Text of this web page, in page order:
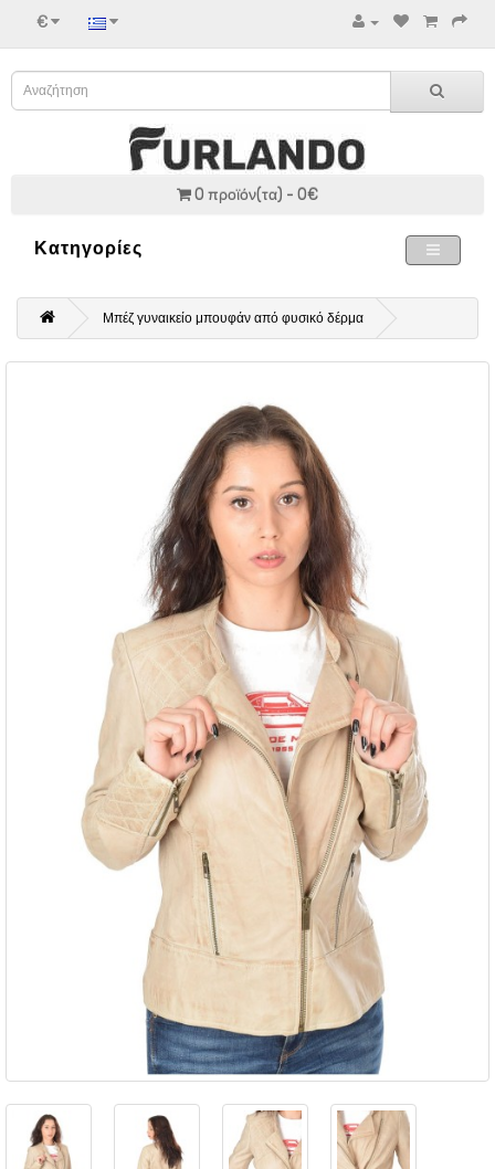
€
0 προϊόν(τα) - 0€
Κατηγορίες
Μπέζ γυναικείο μπουφάν από φυσικό δέρμα